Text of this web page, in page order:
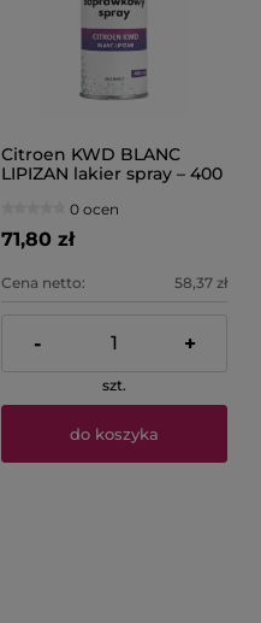
Citroen KWD BLANC
LIPIZAN lakier spray – 400
0 ocen
71,80 zł
Cena netto: 58,37 zł
- +
szt.
do koszyka